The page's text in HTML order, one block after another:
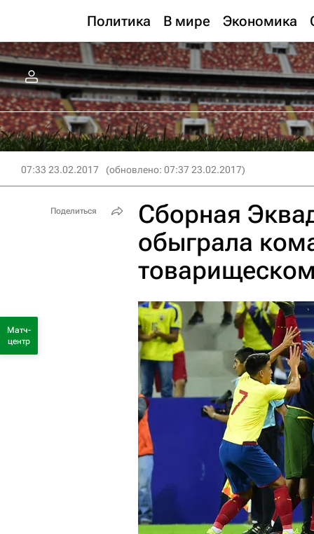
Политика В мире Экономика
07:33 23.02.2017 (обновлено: 07:37 23.02.2017)
Сборная
обыграла
Поделиться
Матч-
центр